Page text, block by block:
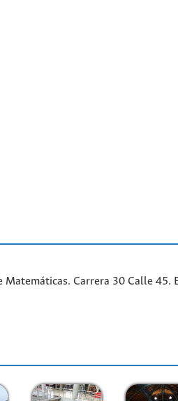
Carrera 30 Calle 45.